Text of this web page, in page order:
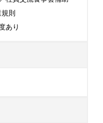
則
あり